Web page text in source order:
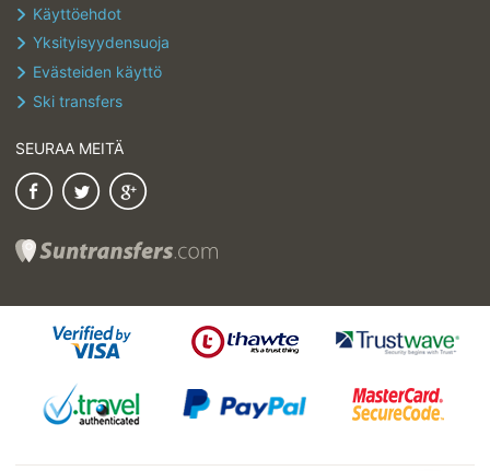
Käyttöehdot
Yksityisyydensuoja
Evästeiden käyttö
Ski transfers
SEURAA MEITÄ